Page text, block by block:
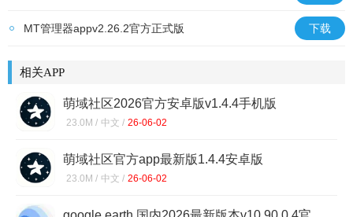
MT管理器appv2.26.2官方正式版 下载
相关APP
萌域社区2026官方安卓版v1.4.4手机版
23.0M / 中文 / 26-06-02
萌域社区官方app最新版1.4.4安卓版
23.0M / 中文 / 26-06-02